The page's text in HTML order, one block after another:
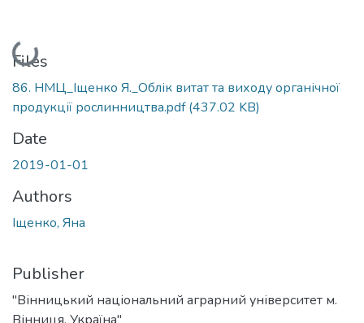
Loading...
Files
86. НМЦ_Іщенко Я._Облік витат та виходу органічної
продукції рослинництва.pdf(437.02 KB)
Date
2019-01-01
Authors
Іщенко, Яна
Publisher
"Вінницький національний аграрний університет м.